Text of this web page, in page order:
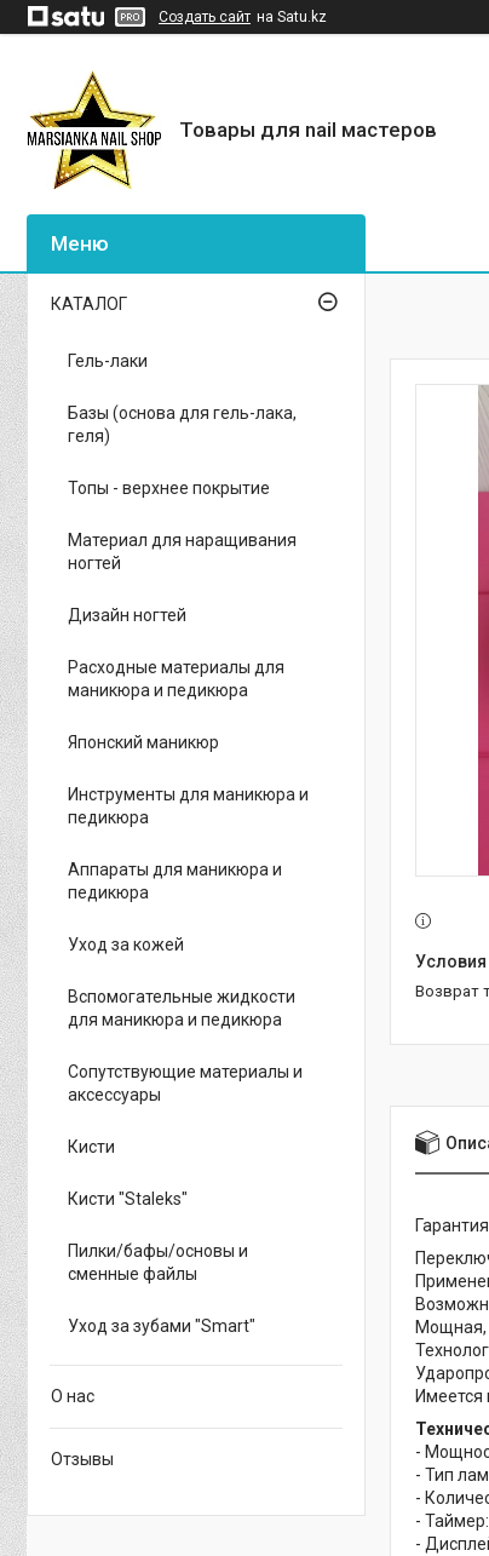
Создать сайт на Satu.kz
Товары для nail мастеров
возврат
Мощная,
Имеется
-
- Тип
-
-
-
КАТАЛОГ
Гель-лаки
Базы (основа для гель-лака,
геля)
Топы - верхнее покрытие
Материал для наращивания
ногтей
Дизайн ногтей
Расходные материалы для
маникюра и педикюра
Японский маникюр
Инструменты для маникюра и
педикюра
Аппараты для маникюра и
педикюра
Уход за кожей
Вспомогательные жидкости
для маникюра и педикюра
Сопутствующие материалы и
аксессуары
Кисти
Кисти "Staleks"
Пилки/бафы/основы и
сменные файлы
Уход за зубами "Smart"
О нас
Отзывы